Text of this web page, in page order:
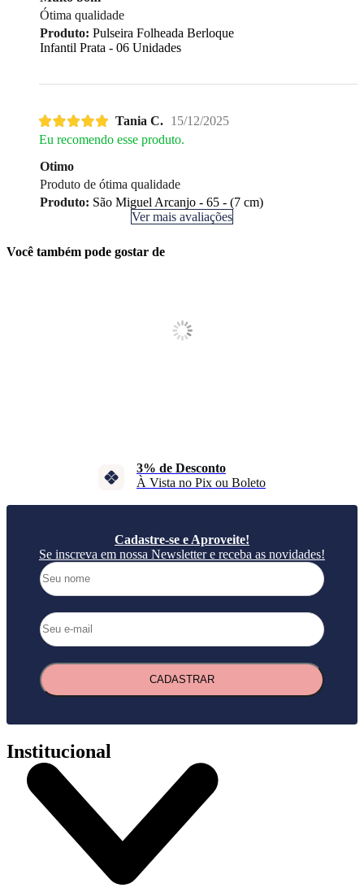
Ótima qualidade
Produto: Pulseira Folheada Berloque
Infantil Prata - 06 Unidades
Tania C. 15/12/2025
Eu recomendo esse produto.
Otimo
Produto de ótima qualidade
Produto: São Miguel Arcanjo - 65 - (7 cm)
Ver mais avaliações
Você também pode gostar de
Parcele em até 10X
No Cartão de Crédito
Cadastre-se e Aproveite!
Se inscreva em nossa Newsletter e receba as novidades!
CADASTRAR
Institucional